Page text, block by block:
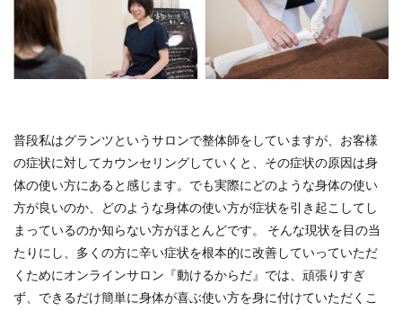
普段私はグランツというサロンで整体師をしていますが、お客様
の症状に対してカウンセリングしていくと、その症状の原因は身
体の使い方にあると感じます。でも実際にどのような身体の使い
方が良いのか、どのような身体の使い方が症状を引き起こしてし
まっているのか知らない方がほとんどです。 そんな現状を目の当
たりにし、多くの方に辛い症状を根本的に改善していっていただ
くためにオンラインサロン『動けるからだ』では、頑張りすぎ
ず、できるだけ簡単に身体が喜ぶ使い方を身に付けていただくこ